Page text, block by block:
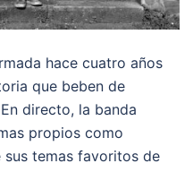
hace cuatro años
que beben de
directo, la banda
propios como
sus temas favoritos de